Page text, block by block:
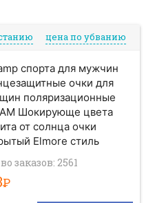
цена по убванию
спорта для мужчин
очки для
поляризационные
Шокирующе цвета
от солнца очки
Elmore стиль
заказов: 2561
Р